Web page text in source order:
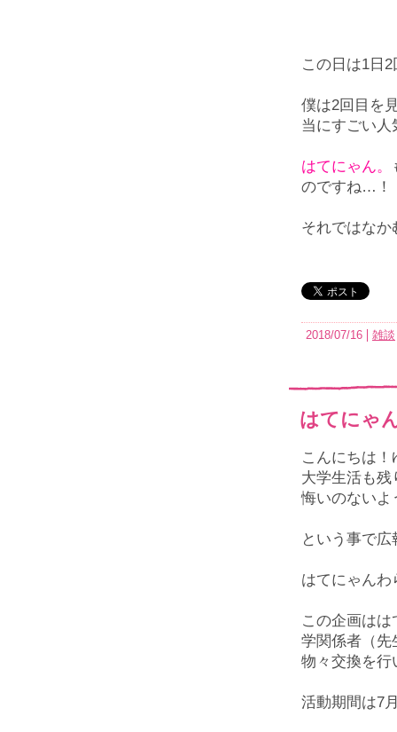
この日は1日
僕は2回目を
当にすごい人
はてにゃん。
のですね…！
それではなか
2018/07/16 雑談
はてにゃ
こんにちは
大学生活も残
悔いのないよ
という事で
はてにゃんわ
この企画は
学関係者（先
物々交換を行
活動期間は7